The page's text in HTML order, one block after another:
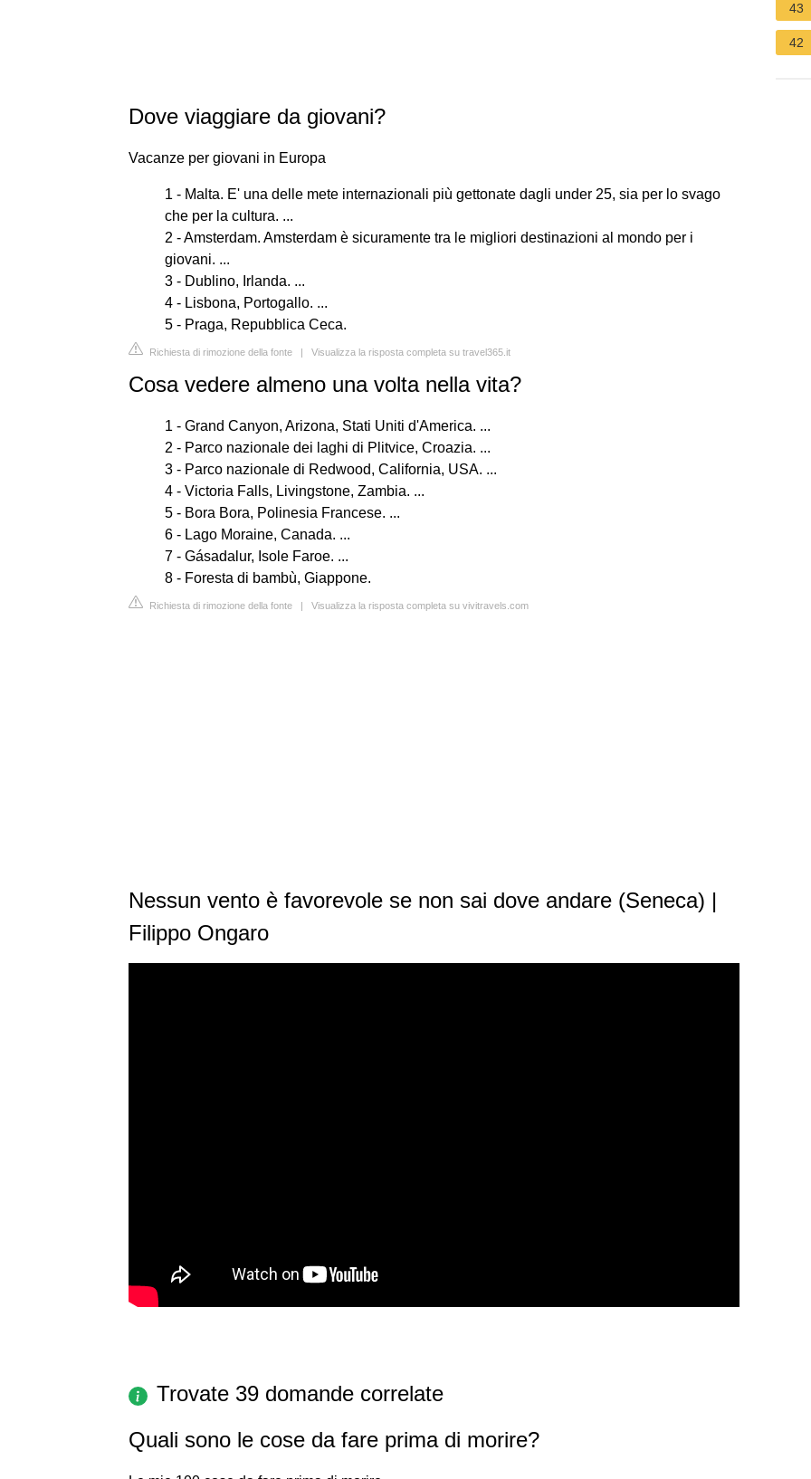
Dove viaggiare da giovani?
Vacanze per giovani in Europa
1 - Malta. E' una delle mete internazionali più gettonate dagli under 25, sia per lo svago
che per la cultura. ...
2 - Amsterdam. Amsterdam è sicuramente tra le migliori destinazioni al mondo per i
giovani. ...
3 - Dublino, Irlanda. ...
4 - Lisbona, Portogallo. ...
5 - Praga, Repubblica Ceca.
Richiesta di rimozione della fonte | Visualizza la risposta completa su travel365.it
Cosa vedere almeno una volta nella vita?
1 - Grand Canyon, Arizona, Stati Uniti d'America. ...
2 - Parco nazionale dei laghi di Plitvice, Croazia. ...
3 - Parco nazionale di Redwood, California, USA. ...
4 - Victoria Falls, Livingstone, Zambia. ...
5 - Bora Bora, Polinesia Francese. ...
6 - Lago Moraine, Canada. ...
7 - Gásadalur, Isole Faroe. ...
8 - Foresta di bambù, Giappone.
Richiesta di rimozione della fonte | Visualizza la risposta completa su vivitravels.com
Nessun vento è favorevole se non sai dove andare (Seneca) |
Filippo Ongaro
Trovate 39 domande correlate
Quali sono le cose da fare prima di morire?
43
42